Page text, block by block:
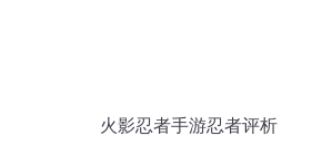
火影忍者手游忍者评析